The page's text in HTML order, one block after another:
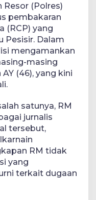
Resor (Polres)
pembakaran
(RCP) yang
Pesisir. Dalam
mengamankan
masing
(46), yang kini
satunya, RM
jurnalis
tersebut,
RM tidak
yang
terkait dugaan